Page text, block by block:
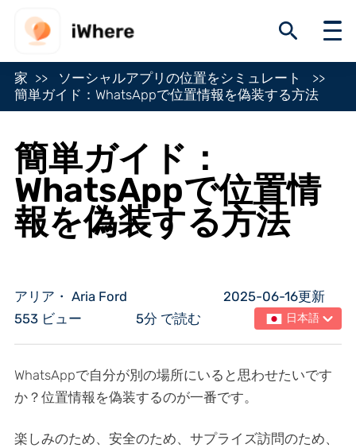
家
ソーシャルアプリの位置をシミュレート
簡単ガイド：WhatsAppで位置情報を偽装する方法
簡単ガイド：
WhatsAppで位置情
報を偽装する方法
アリア・ Aria Ford
2025-06-16更新
553 ビュー
5分 で読む 日本語
WhatsAppで自分が別の場所にいると思わせたいです
か？位置情報を偽装するのが一番です。
楽しみのため、安全のため、サプライズ訪問のため、